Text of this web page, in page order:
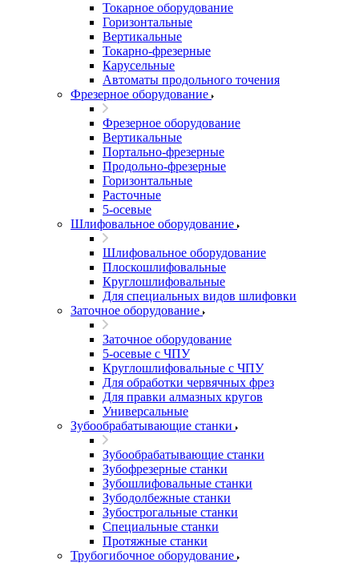
Токарное оборудование
Горизонтальные
Вертикальные
Токарно-фрезерные
Карусельные
Автоматы продольного точения
Фрезерное оборудование
Фрезерное оборудование
Вертикальные
Портально-фрезерные
Продольно-фрезерные
Горизонтальные
Расточные
5-осевые
Шлифовальное оборудование
Шлифовальное оборудование
Плоскошлифовальные
Круглошлифовальные
Для специальных видов шлифовки
Заточное оборудование
Заточное оборудование
5-осевые с ЧПУ
Круглошлифовальные с ЧПУ
Для обработки червячных фрез
Для правки алмазных кругов
Универсальные
Зубообрабатывающие станки
Зубообрабатывающие станки
Зубофрезерные станки
Зубошлифовальные станки
Зубодолбежные станки
Зубострогальные станки
Специальные станки
Протяжные станки
Трубогибочное оборудование